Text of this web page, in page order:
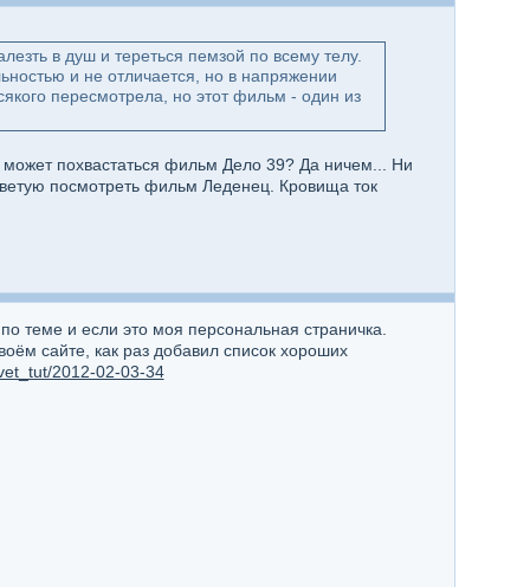
в душ и тереться пемзой по всему телу.
и не отличается, но в напряжении
пересмотрела, но этот фильм - один из
похвастаться фильм Дело 39? Да ничем... Ни
посмотреть фильм Леденец. Кровища ток
теме и если это моя персональная страничка.
сайте, как раз добавил список хороших
2012-02-03-34